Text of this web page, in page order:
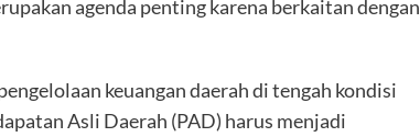
agenda penting karena berkaitan dengan
keuangan daerah di tengah kondisi
Asli Daerah (PAD) harus menjadi